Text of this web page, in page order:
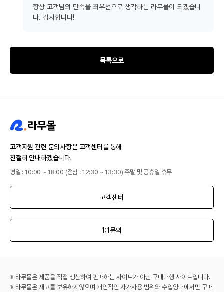
항상 고객님의 만족을 최우선으로 생각하는 라무몰이 되겠습니
다. 감사합니다!
목록으로
고객지원 관련 문의사항은 고객센터를 통해
친절히 안내하겠습니다.
평일 : 10:00 ~ 18:00 (점심 : 12:30 ~ 13:30) 주말 및 공휴일 휴무
고객센터
1:1문의
※ 라무몰은 제품을 직접 생산하여 판매하는 사이트가 아닌 구매대행 사이트입니다.
※ 라무몰은 재고를 보유하지않으며 개인적인 자가사용 범위와 수입양내에서만 구매